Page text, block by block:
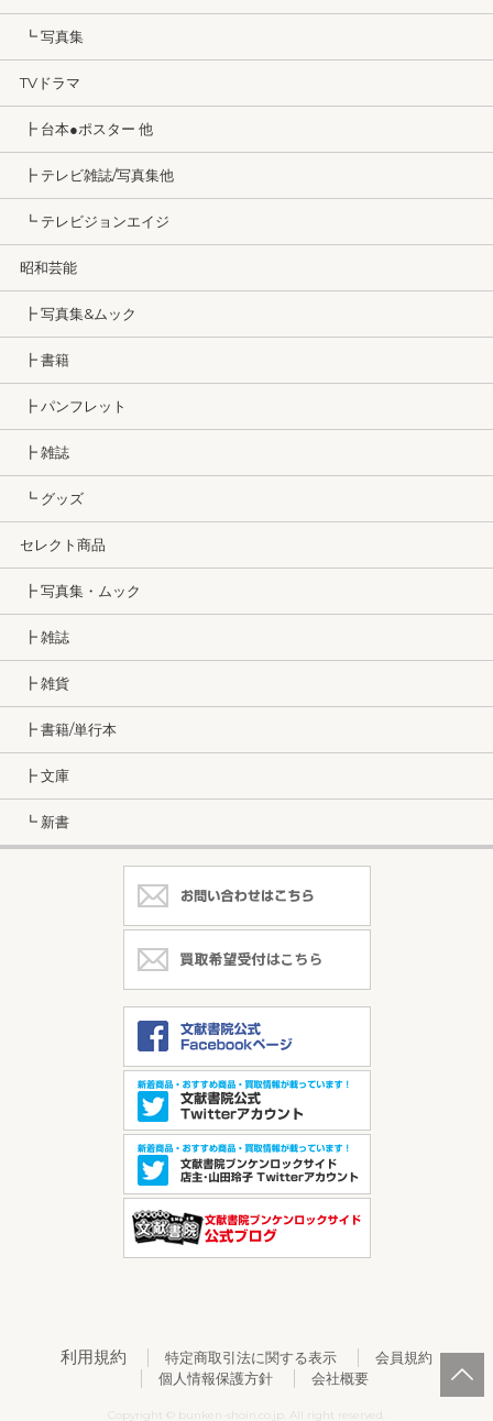
┗ 写真集
TVドラマ
┣ 台本●ポスター 他
┣ テレビ雑誌/写真集他
┗ テレビジョンエイジ
昭和芸能
┣ 写真集&ムック
┣ 書籍
┣ パンフレット
┣ 雑誌
┗ グッズ
セレクト商品
┣ 写真集・ムック
┣ 雑誌
┣ 雑貨
┣ 書籍/単行本
┣ 文庫
┗ 新書
利用規約 特定商取引法に関する表示
会員規約
個人情報保護方針
会社概要
Copyright © bunken-shoin.co.jp. All right reserved.